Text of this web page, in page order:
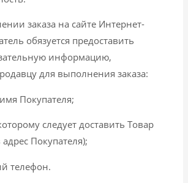
заказа на сайте Интернет-
обязуется предоставить
информацию,
для выполнения заказа:
Покупателя;
следует доставить Товар
Покупателя);
телефон.